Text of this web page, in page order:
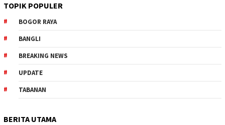
TOPIK POPULER
BOGOR RAYA
BANGLI
BREAKING NEWS
UPDATE
TABANAN
BERITA UTAMA